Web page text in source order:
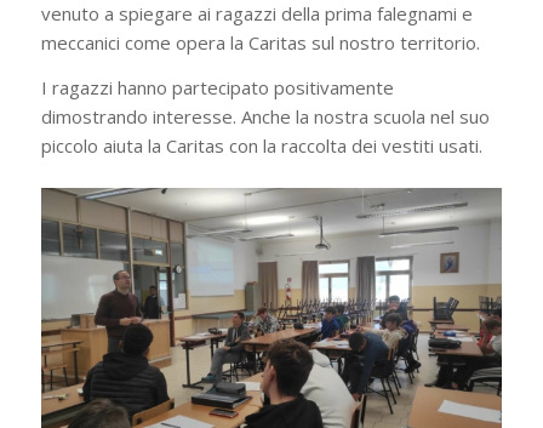
venuto a spiegare ai ragazzi della prima falegnami e
meccanici come opera la Caritas sul nostro territorio.
I ragazzi hanno partecipato positivamente
dimostrando interesse. Anche la nostra scuola nel suo
piccolo aiuta la Caritas con la raccolta dei vestiti usati.